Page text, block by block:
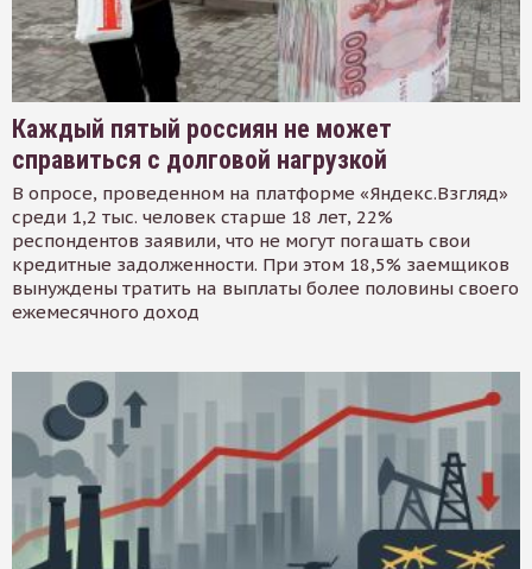
Каждый пятый россиян не может
справиться с долговой нагрузкой
В опросе, проведенном на платформе «Яндекс.Взгляд»
среди 1,2 тыс. человек старше 18 лет, 22%
респондентов заявили, что не могут погашать свои
кредитные задолженности. При этом 18,5% заемщиков
вынуждены тратить на выплаты более половины своего
ежемесячного доход